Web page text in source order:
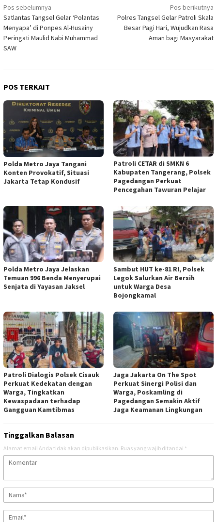
Navigasi
pos
Pos sebelumnya
Satlantas Tangsel Gelar ‘Polantas
Menyapa’ di Ponpes Al-Husainy
Peringati Maulid Nabi Muhammad
SAW
Pos berikutnya
Polres Tangsel Gelar Patroli Skala
Besar Pagi Hari, Wujudkan Rasa
Aman bagi Masyarakat
POS TERKAIT
Polda Metro Jaya Tangani
Konten Provokatif, Situasi
Jakarta Tetap Kondusif
Patroli CETAR di SMKN 6
Kabupaten Tangerang, Polsek
Pagedangan Perkuat
Pencegahan Tawuran Pelajar
Polda Metro Jaya Jelaskan
Temuan 996 Benda Menyerupai
Senjata di Yayasan Jaksel
Sambut HUT ke-81 RI, Polsek
Legok Salurkan Air Bersih
untuk Warga Desa
Bojongkamal
Patroli Dialogis Polsek Cisauk
Perkuat Kedekatan dengan
Warga, Tingkatkan
Kewaspadaan terhadap
Gangguan Kamtibmas
Jaga Jakarta On The Spot
Perkuat Sinergi Polisi dan
Warga, Poskamling di
Pagedangan Semakin Aktif
Jaga Keamanan Lingkungan
Tinggalkan Balasan
Alamat email Anda tidak akan dipublikasikan. Ruas yang wajib ditandai *